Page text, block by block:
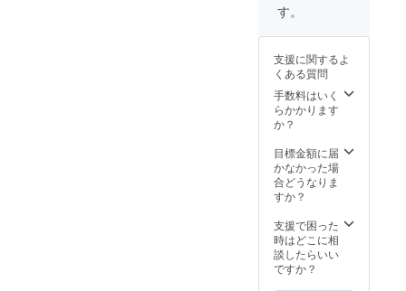
くださ
す。
支援に関するよ
くある質問
手数料はいく
らかかります
か？
目標金額に届
かなかった場
合どうなりま
すか？
支援で困った
時はどこに相
談したらいい
ですか？